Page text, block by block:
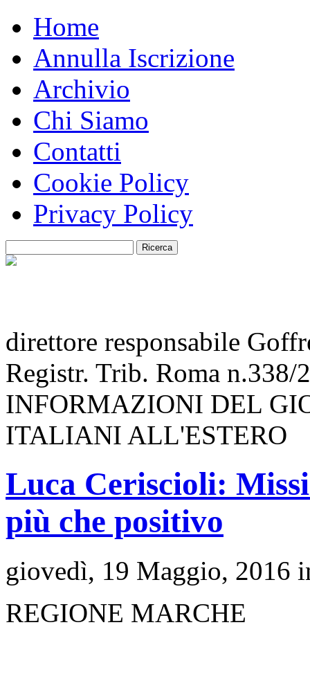
Home
Annulla Iscrizione
Archivio
Chi Siamo
Contatti
Cookie Policy
Privacy Policy
direttore responsabile
Registr. Trib. Roma n.338/
INFORMAZIONI DEL
ITALIANI ALL'ESTERO
Luca Ceriscioli:
più che positivo
giovedì, 19 Maggio, 2016
REGIONE MARCHE